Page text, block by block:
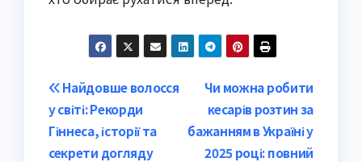
Post
navigation
Чи можна робити
кесарів розтин за
бажанням в Україні у
2025 році: повний
Найдовше волосся
у світі: Рекорди
Гіннеса, історії та
секрети догляду